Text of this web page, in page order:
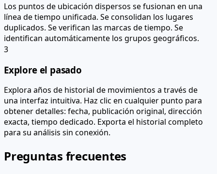
Los puntos de ubicación dispersos se fusionan en una
línea de tiempo unificada. Se consolidan los lugares
duplicados. Se verifican las marcas de tiempo. Se
identifican automáticamente los grupos geográficos.
3
Explore el pasado
Explora años de historial de movimientos a través de
una interfaz intuitiva. Haz clic en cualquier punto para
obtener detalles: fecha, publicación original, dirección
exacta, tiempo dedicado. Exporta el historial completo
para su análisis sin conexión.
Preguntas frecuentes